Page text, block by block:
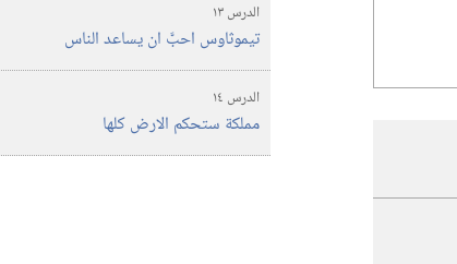
الدرس ‏١٣‏
تيموثاوس احبَّ ان يساعد الناس
الدرس ‏١٤‏
مملكة ستحكم الارض كلها